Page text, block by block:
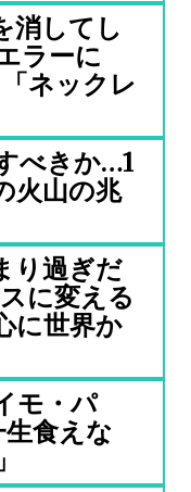
消してし
ラーに
ネックレ
べきか…1
火山の兆
り過ぎだ
に変える
に世界か
モ・パ
食えな